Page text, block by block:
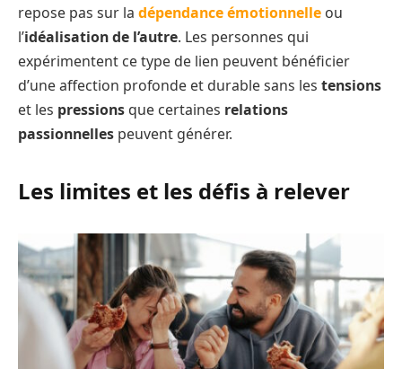
repose pas sur la dépendance émotionnelle ou
l’idéalisation de l’autre. Les personnes qui
expérimentent ce type de lien peuvent bénéficier
d’une affection profonde et durable sans les tensions
et les pressions que certaines relations
passionnelles peuvent générer.
Les limites et les défis à relever